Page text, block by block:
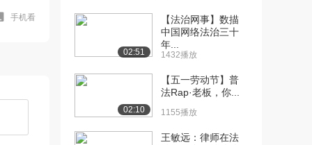
手机看
02:51
【法治网事】数描
中国网络法治三十
年...
1432播放
02:10
【五一劳动节】普
法Rap·老板，你...
1155播放
王敏远：律师在法